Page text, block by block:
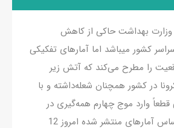
وزارت بهداشت حاکی از کاهش
کشور میباشد اما آمارهای تفکیکی
را مطرح می‌کند که آتش زیر
در کشور همچنان شعله‌داشته و با
وارد موج چهارم همه‌گیری در
کشور می‌شویم. براساس آمارهای منتشر شده امروز 12